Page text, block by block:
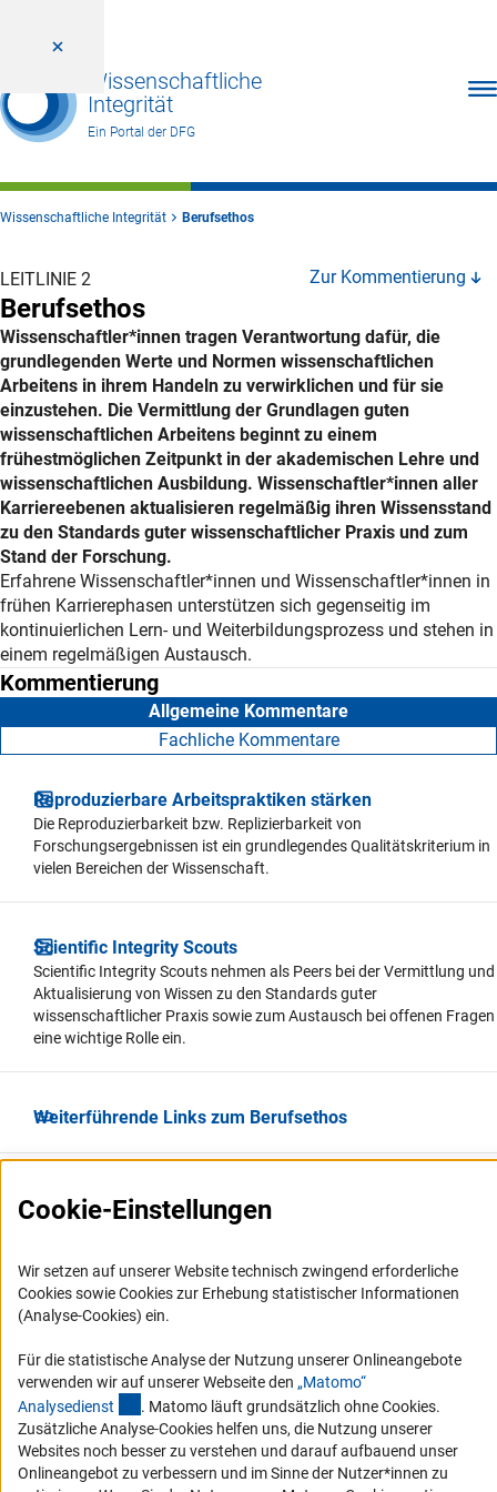
Wissenschaftliche
Integrität
Ein Portal der DFG
Wissenschaftliche Integrität Berufsethos
Zur Kommentierung
LEITLINIE 2
Berufsethos
Wissenschaftler*innen tragen Verantwortung dafür, die
grundlegenden Werte und Normen wissenschaftlichen
Arbeitens in ihrem Handeln zu verwirklichen und für sie
einzustehen. Die Vermittlung der Grundlagen guten
wissenschaftlichen Arbeitens beginnt zu einem
frühestmöglichen Zeitpunkt in der akademischen Lehre und
wissenschaftlichen Ausbildung. Wissenschaftler*innen aller
Karriereebenen aktualisieren regelmäßig ihren Wissensstand
zu den Standards guter wissenschaftlicher Praxis und zum
Stand der Forschung.
Erläuterung
Erfahrene Wissenschaftler*innen und Wissenschaftler*innen in
frühen Karrierephasen unterstützen sich gegenseitig im
kontinuierlichen Lern- und Weiterbildungsprozess und stehen in
einem regelmäßigen Austausch.
Kommentierung
Allgemeine Kommentare
Fachliche Kommentare
Reproduzierbare Arbeitspraktiken stärken
Die Reproduzierbarkeit bzw. Replizierbarkeit von
Forschungsergebnissen ist ein grundlegendes Qualitätskriterium in
vielen Bereichen der Wissenschaft.
Scientific Integrity Scouts
Scientific Integrity Scouts nehmen als Peers bei der Vermittlung und
Aktualisierung von Wissen zu den Standards guter
wissenschaftlicher Praxis sowie zum Austausch bei offenen Fragen
eine wichtige Rolle ein.
Weiterführende Links zum Berufsethos
Service
RSS-Feed
Barrierefreiheit
Erklärung zur Barrierefreiheit
Barriere melden
Cookie-Einstellungen
Wir setzen auf unserer Website technisch zwingend erforderliche
Cookies sowie Cookies zur Erhebung statistischer Informationen
(Analyse-Cookies) ein.
Für die statistische Analyse der Nutzung unserer Onlineangebote
verwenden wir auf unserer Webseite den „Matomo“
Analysedienst (externer Link)
. Matomo läuft grundsätzlich ohne Cookies.
Zusätzliche Analyse-Cookies helfen uns, die Nutzung unserer
Websites noch besser zu verstehen und darauf aufbauend unser
Onlineangebot zu verbessern und im Sinne der Nutzer*innen zu